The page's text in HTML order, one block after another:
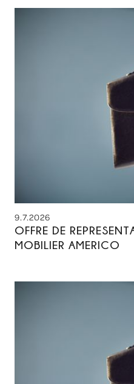
9.7.2026
OFFRE DE
MOBILIER AMERICO